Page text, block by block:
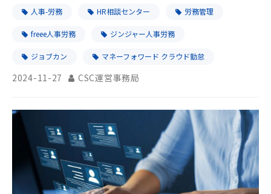
人事-労務 HR相談センター 労務管理
freee人事労務 ジンジャー人事労務
ジョブカン マネーフォワード クラウド勤怠
2024-11-27 CSC運営事務局